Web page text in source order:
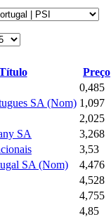
Preço
0,485
SA (Nom) 1,097
2,025
SA
3,268
3,53
SA (Nom)
4,476
4,528
4,755
4,85